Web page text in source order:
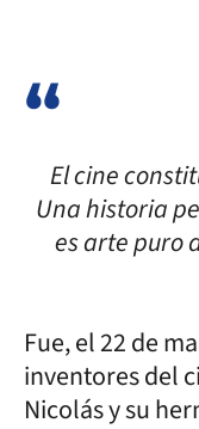
El cine
Una historia
es arte puro
Fue, el 22 de
inventores del
Nicolás y su